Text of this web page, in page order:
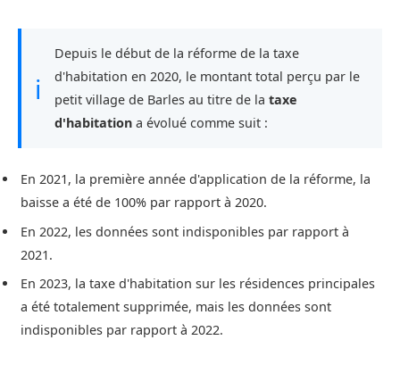
ℹ
Depuis le début de la réforme de la taxe
d'habitation en 2020, le montant total perçu par le
petit village de Barles au titre de la taxe
d'habitation a évolué comme suit :
En 2021, la première année d'application de la réforme, la
baisse a été de 100% par rapport à 2020.
En 2022, les données sont indisponibles par rapport à
2021.
En 2023, la taxe d'habitation sur les résidences principales
a été totalement supprimée, mais les données sont
indisponibles par rapport à 2022.